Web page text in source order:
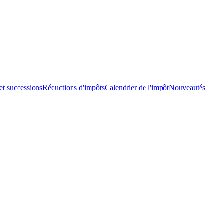
successionsRéductions d'impôtsCalendrier de l'impôtNouveautés